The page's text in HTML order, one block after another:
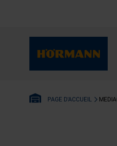
PAGE D'ACCUEIL